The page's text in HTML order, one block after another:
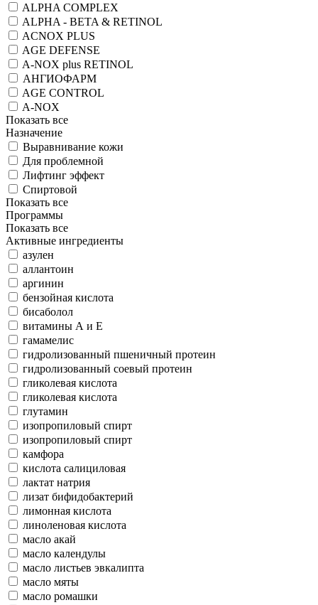
ALPHA COMPLEX
ALPHA - BETA & RETINOL
ACNOX PLUS
AGE DEFENSE
A-NOX plus RETINOL
АНГИОФАРМ
AGE CONTROL
A-NOX
Показать все
Назначение
Выравнивание кожи
Для проблемной
Лифтинг эффект
Спиртовой
Показать все
Программы
Показать все
Активные ингредиенты
азулен
аллантоин
аргинин
бензойная кислота
бисаболол
витамины А и Е
гамамелис
гидролизованный пшеничный протеин
гидролизованный соевый протеин
гликолевая кислота
гликолевая кислота
глутамин
изопропиловый спирт
изопропиловый спирт
камфора
кислота салициловая
лактат натрия
лизат бифидобактерий
лимонная кислота
линоленовая кислота
масло акай
масло календулы
масло листьев эвкалипта
масло мяты
масло ромашки